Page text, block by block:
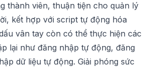
thành viên, thuận tiện cho quản lý
kết hợp với script tự động hóa
vân tay còn có thể thực hiện các
lại như đăng nhập tự động, đăng
dữ liệu tự động. Giải phóng sức